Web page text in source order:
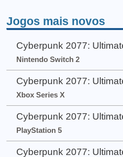
Jogos mais novos
Cyberpunk 2077:
Nintendo Switch 2
Cyberpunk 2077:
Xbox Series X
Cyberpunk 2077:
PlayStation 5
Cyberpunk 2077: